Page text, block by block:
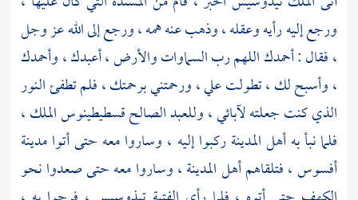
ورجع إليه رأيه وعقله ، وذهب عنه همه ، ورجع إلى الله عز وجل
، فقال : أحمدك اللهم رب السماوات والأرض ، أعبدك ، وأحمدك
، وأسبح لك ، تطولت علي ، ورحمتني برحمتك ، فلم تطفئ النور
الذي كنت جعلته لآبائي ، وللعبد الصالحقسطيطينوسالملك ،
فلما نبأ به أهل المدينة ركبوا إليه ، وساروا معه حتى أتوامدينة
أفسوس ،فتلقاهم أهل المدينة ، وساروا معه حتى صعدوا نحو